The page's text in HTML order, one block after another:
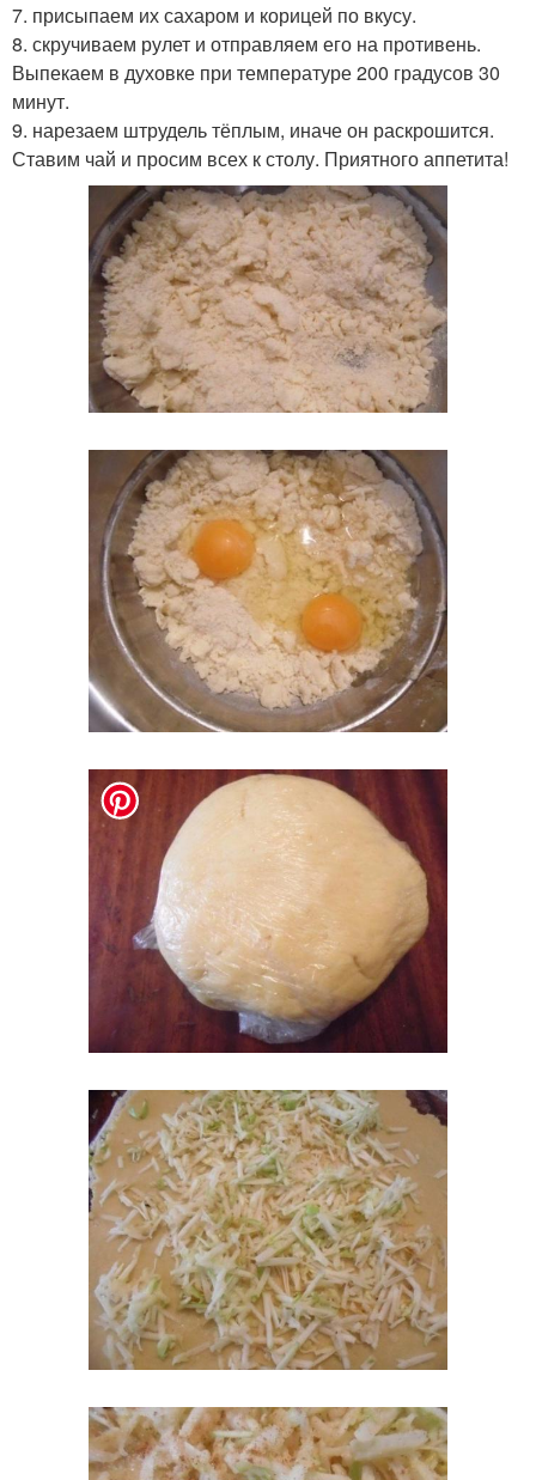
7. присыпаем их сахаром и корицей по вкусу.
8. скручиваем рулет и отправляем его на противень.
Выпекаем в духовке при температуре 200 градусов 30
минут.
9. нарезаем штрудель тёплым, иначе он раскрошится.
Ставим чай и просим всех к столу. Приятного аппетита!